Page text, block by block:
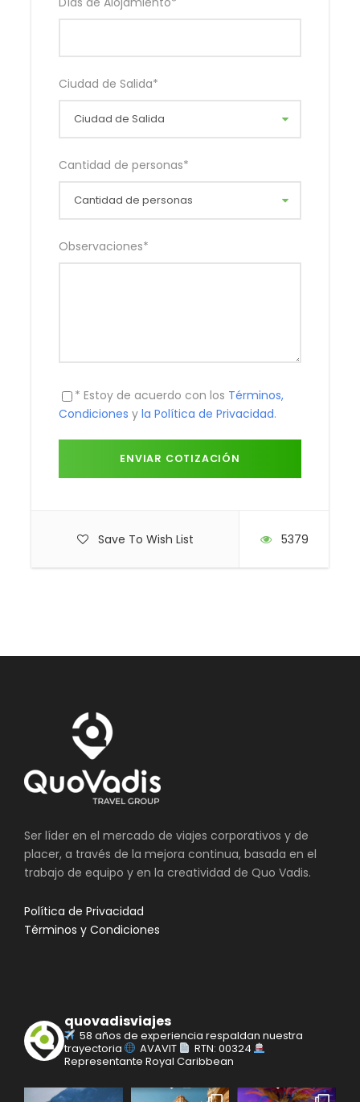
Ciudad de Salida*
Cantidad de personas*
Observaciones*
* Estoy de acuerdo con los Términos,
Condiciones y la Política de Privacidad.
Save To Wish List 5379
Ser líder en el mercado de viajes corporativos y de
placer, a través de la mejora continua, basada en el
trabajo de equipo y en la creatividad de Quo Vadis.
Política de Privacidad
Términos y Condiciones
quovadisviajes
58 años de experiencia respaldan nuestra
trayectoria
AVAVIT
RTN: 00324
Representante Royal Caribbean